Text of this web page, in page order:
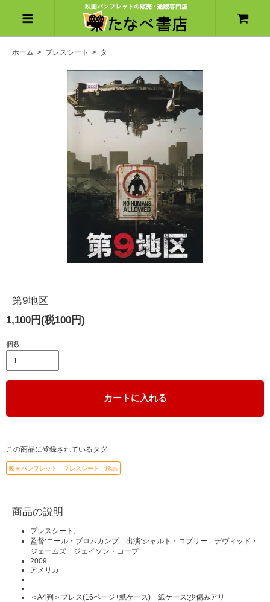
ホーム > プレスシート > タ
第9地区
1,100円(税100円)
個数
カートに入れる
この商品に登録されているタグ
映画パンフレット プレスシート 珍品
商品の説明
プレスシート,
監督:ニール・ブロムカンプ 出演:シャルト・コプリー デヴィッド・
ジェームズ ジェイソン・コープ
2009
アメリカ
＜A4判＞プレス(16ページ+紙ケース) 紙ケース:少傷みアリ